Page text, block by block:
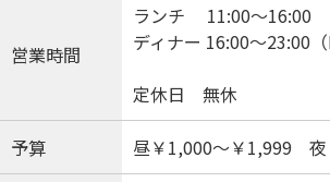
営業時間
ランチ 11:00～16:00
ディナー 16:00～23:00（
定休日 無休
予算 昼￥1,000～￥1,999 夜